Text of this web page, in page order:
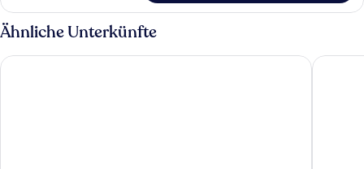
Double
Room
Ähnliche Unterkünfte
Radisson Blu Hotel, Halle-Merseburg Check